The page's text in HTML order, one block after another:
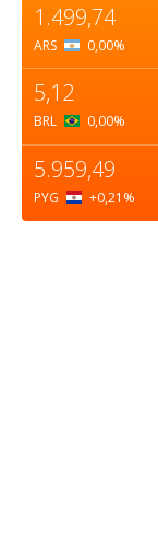
1.499,74
ARS 0,00%
5,12
BRL 0,00%
5.959,49
PYG +0,21 %